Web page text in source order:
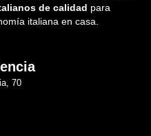
de calidad para
italiana en casa.
70